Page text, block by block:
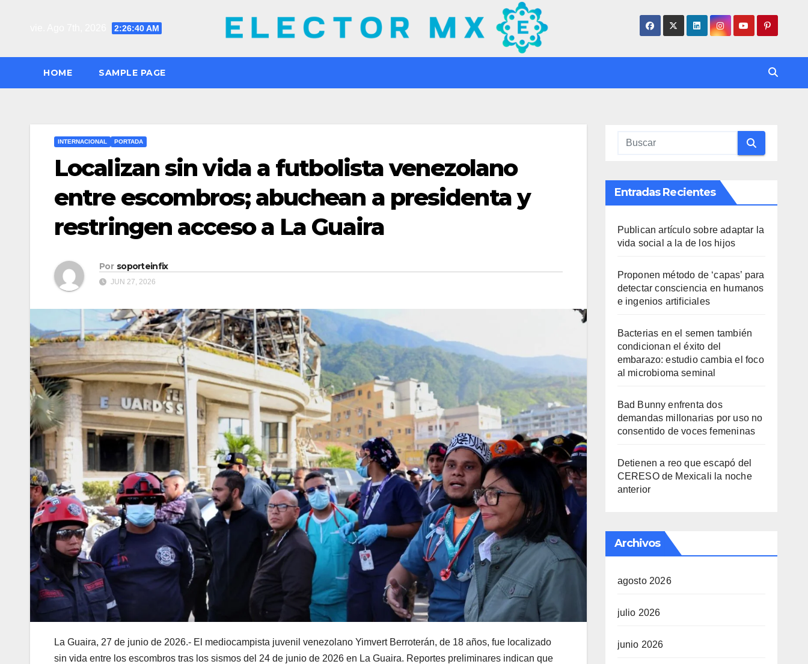
2:26:42 AM
HOME SAMPLE PAGE
INTERNACIONAL PORTADA
Localizan sin vida a futbolista venezolano
entre escombros; abuchean a presidenta y
restringen acceso a La Guaira
Por soporteinfix
JUN 27, 2026
La Guaira, 27 de junio de 2026.- El mediocampista juvenil venezolano Yimvert Berroterán, de 18 años, fue localizado
sin vida entre los escombros tras los sismos del 24 de junio de 2026 en La Guaira. Reportes preliminares indican que
Entradas Recientes
Publican artículo sobre adaptar la
vida social a la de los hijos
Proponen método de ‘capas’ para
detectar consciencia en humanos
e ingenios artificiales
Bacterias en el semen también
condicionan el éxito del
embarazo: estudio cambia el foco
al microbioma seminal
Bad Bunny enfrenta dos
demandas millonarias por uso no
consentido de voces femeninas
Detienen a reo que escapó del
CERESO de Mexicali la noche
anterior
Archivos
agosto 2026
julio 2026
junio 2026